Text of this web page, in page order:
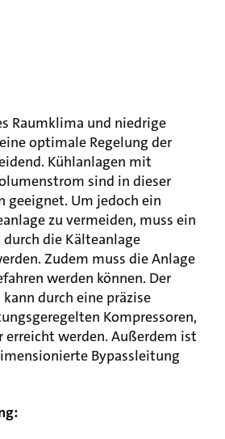
Raumklima und niedrige
optimale Regelung der
Kühlanlagen mit
sind in dieser
geeignet. Um jedoch ein
zu vermeiden, muss ein
die Kälteanlage
Zudem muss die Anlage
werden können. Der
durch eine präzise
Kompressoren,
erreicht werden. Außerdem ist
Bypassleitung